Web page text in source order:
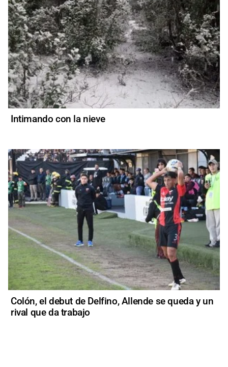
Intimando con la nieve
Colón, el debut de Delfino, Allende se queda y un
rival que da trabajo